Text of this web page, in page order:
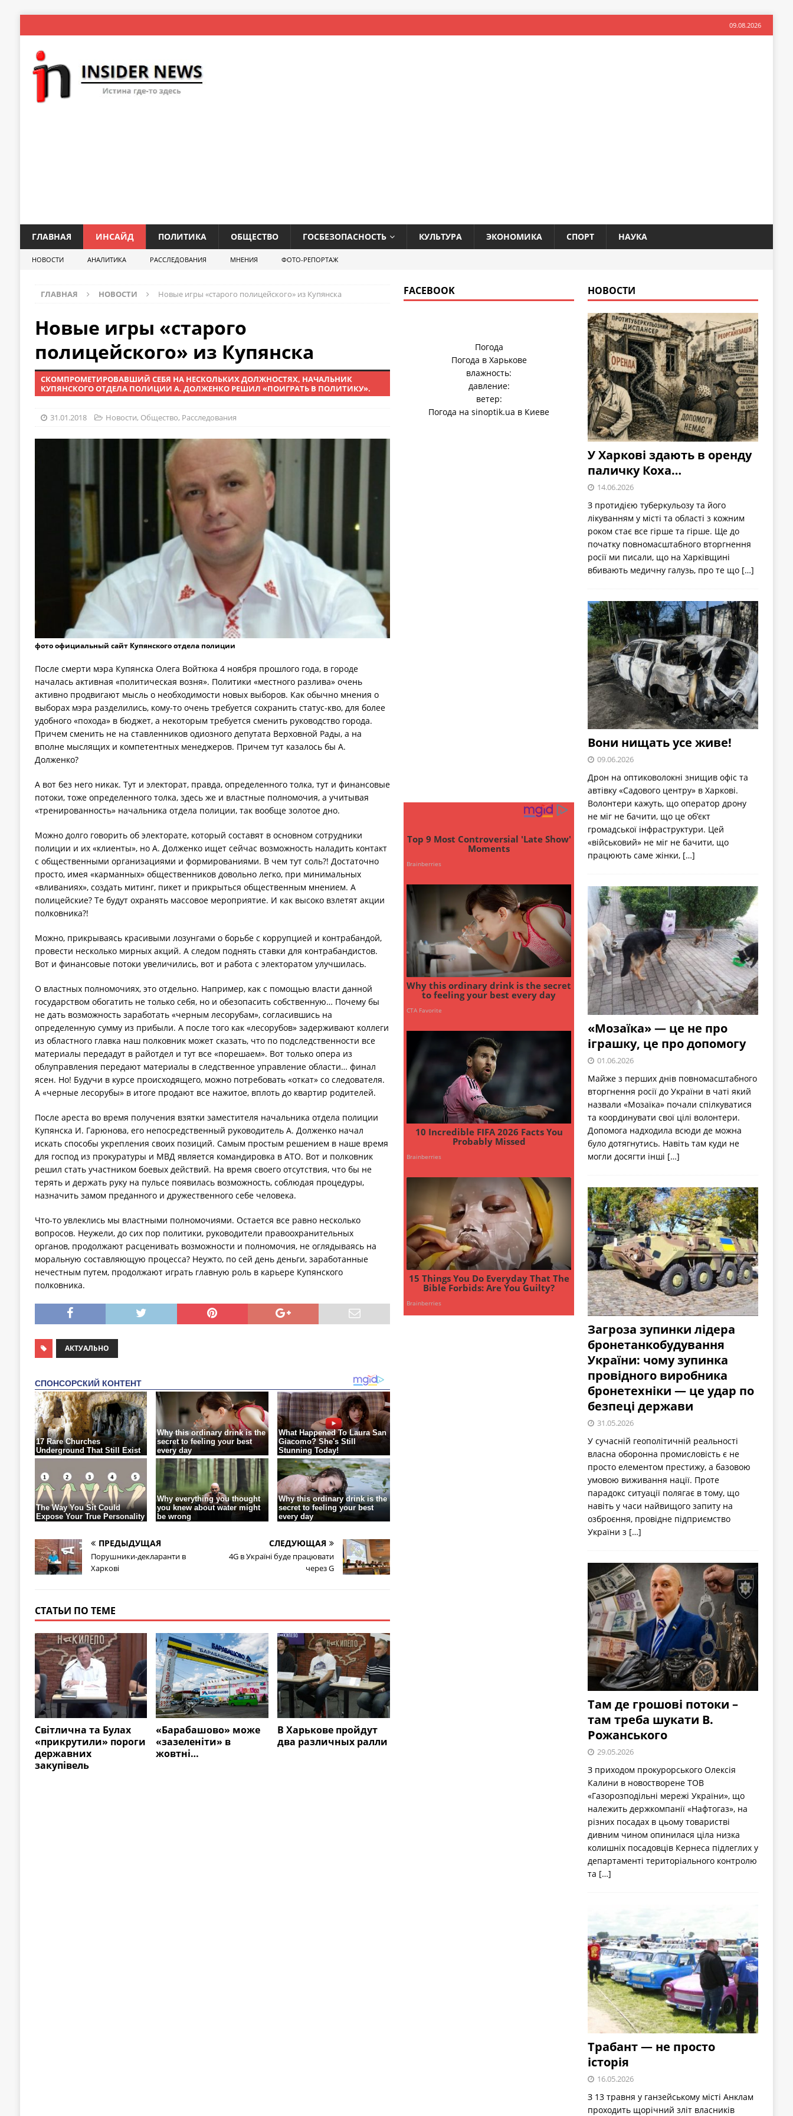
09.08.2026
ГЛАВНАЯ ИНСАЙД ПОЛИТИКА ОБЩЕСТВО ГОСБЕЗОПАСНОСТЬ КУЛЬТУРА ЭКОНОМИКА СПОРТ НАУКА
НОВОСТИ АНАЛИТИКА РАССЛЕДОВАНИЯ МНЕНИЯ ФОТО-РЕПОРТАЖ
ГЛАВНАЯ НОВОСТИ Новые игры «старого полицейского» из Купянска
Новые игры «старого
полицейского» из Купянска
СКОМПРОМЕТИРОВАВШИЙ СЕБЯ НА НЕСКОЛЬКИХ ДОЛЖНОСТЯХ, НАЧАЛЬНИК
КУПЯНСКОГО ОТДЕЛА ПОЛИЦИИ А. ДОЛЖЕНКО РЕШИЛ «ПОИГРАТЬ В ПОЛИТИКУ».
31.01.2018 Новости, Общество, Расследования
фото официальный сайт Купянского отдела полиции
После смерти мэра Купянска Олега Войтюка 4 ноября прошлого года, в городе
началась активная «политическая возня». Политики «местного разлива» очень
активно продвигают мысль о необходимости новых выборов. Как обычно мнения о
выборах мэра разделились, кому-то очень требуется сохранить статус-кво, для более
удобного «похода» в бюджет, а некоторым требуется сменить руководство города.
Причем сменить не на ставленников одиозного депутата Верховной Рады, а на
вполне мыслящих и компетентных менеджеров. Причем тут казалось бы А.
Долженко?
А вот без него никак. Тут и электорат, правда, определенного толка, тут и финансовые
потоки, тоже определенного толка, здесь же и властные полномочия, а учитывая
«тренированность» начальника отдела полиции, так вообще золотое дно.
Можно долго говорить об электорате, который составят в основном сотрудники
полиции и их «клиенты», но А. Долженко ищет сейчас возможность наладить контакт
с общественными организациями и формированиями. В чем тут соль?! Достаточно
просто, имея «карманных» общественников довольно легко, при минимальных
«вливаниях», создать митинг, пикет и прикрыться общественным мнением. А
полицейские? Те будут охранять массовое мероприятие. И как высоко взлетят акции
полковника?!
Можно, прикрываясь красивыми лозунгами о борьбе с коррупцией и контрабандой,
провести несколько мирных акций. А следом поднять ставки для контрабандистов.
Вот и финансовые потоки увеличились, вот и работа с электоратом улучшилась.
О властных полномочиях, это отдельно. Например, как с помощью власти данной
государством обогатить не только себя, но и обезопасить собственную… Почему бы
не дать возможность заработать «черным лесорубам», согласившись на
определенную сумму из прибыли. А после того как «лесорубов» задерживают коллеги
из областного главка наш полковник может сказать, что по подследственности все
материалы передадут в райотдел и тут все «порешаем». Вот только опера из
облуправления передают материалы в следственное управление области… финал
ясен. Но! Будучи в курсе происходящего, можно потребовать «откат» со следователя.
А «черные лесорубы» в итоге продают все нажитое, вплоть до квартир родителей.
После ареста во время получения взятки заместителя начальника отдела полиции
Купянска И. Гарюнова, его непосредственный руководитель А. Долженко начал
искать способы укрепления своих позиций. Самым простым решением в наше время
для господ из прокуратуры и МВД является командировка в АТО. Вот и полковник
решил стать участником боевых действий. На время своего отсутствия, что бы не
терять и держать руку на пульсе появилась возможность, соблюдая процедуры,
назначить замом преданного и дружественного себе человека.
Что-то увлеклись мы властными полномочиями. Остается все равно несколько
вопросов. Неужели, до сих пор политики, руководители правоохранительных
органов, продолжают расценивать возможности и полномочия, не оглядываясь на
моральную составляющую процесса? Неужто, по сей день деньги, заработанные
нечестным путем, продолжают играть главную роль в карьере Купянского
полковника.
АКТУАЛЬНО
ПРЕДЫДУЩАЯ
Порушники-декларанти в
Харкові
СЛЕДУЮЩАЯ
4G в Україні буде працювати
через G
СТАТЬИ ПО ТЕМЕ
Cвітлична та Булах
«прикрутили» пороги
державних
закупівель
«Барабашово» може
«зазеленіти» в
жовтні…
В Харькове пройдут
два различных ралли
FACEBOOK
Погода
Погода в Харькове
влажность:
давление:
ветер:
Погода наsinoptik.ua в Киеве
НОВОСТИ
У Харкові здають в оренду
паличку Коха…
14.06.2026
З протидією туберкульозу та його
лікуванням у місті та області з кожним
роком стає все гірше та гірше. Ще до
початку повномасштабного вторгнення
росії ми писали, що на Харківщині
вбивають медичну галузь, про те що […]
Вони нищать усе живе!
09.06.2026
Дрон на оптиковолокні знищив офіс та
автівку «Садового центру» в Харкові.
Волонтери кажуть, що оператор дрону
не міг не бачити, що це об’єкт
громадської інфраструктури. Цей
«військовий» не міг не бачити, що
працюють саме жінки, […]
«Мозаїка» — це не про
іграшку, це про допомогу
01.06.2026
Майже з перших днів повномасштабного
вторгнення росії до України в чаті який
назвали «Мозаїка» почали спілкуватися
та координувати свої цілі волонтери.
Допомога надходила всюди де можна
було дотягнутись. Навіть там куди не
могли досягти інші […]
Загроза зупинки лідера
бронетанкобудування
України: чому зупинка
провідного виробника
бронетехніки — це удар по
безпеці держави
31.05.2026
У сучасній геополітичній реальності
власна оборонна промисловість є не
просто елементом престижу, а базовою
умовою виживання нації. Проте
парадокс ситуації полягає в тому, що
навіть у часи найвищого запиту на
озброєння, провідне підприємство
України з […]
Там де грошові потоки –
там треба шукати В.
Рожанського
29.05.2026
З приходом прокурорського Олексія
Калини в новостворене ТОВ
«Газорозподільні мережі України», що
належить держкомпанії «Нафтогаз», на
різних посадах в цьому товаристві
дивним чином опинилася ціла низка
колишніх посадовців Кернеса підлеглих у
департаменті територіального контролю
та […]
Трабант — не просто
історія
16.05.2026
З 13 травня у ганзейському місті Анклам
проходить щорічний зліт власників